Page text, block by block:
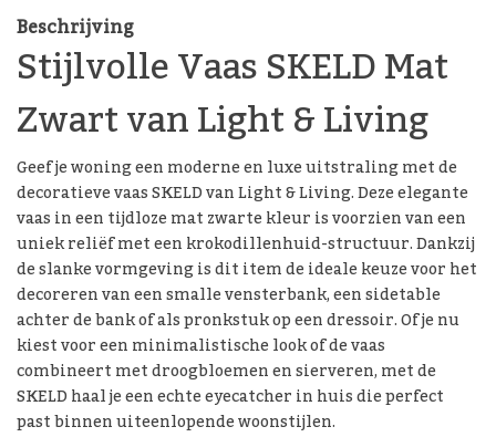
Beschrijving
Stijlvolle Vaas SKELD Mat
Zwart van Light & Living
Geef je woning een moderne en luxe uitstraling met de
decoratieve vaas SKELD van Light & Living. Deze elegante
vaas in een tijdloze mat zwarte kleur is voorzien van een
uniek reliëf met een krokodillenhuid-structuur. Dankzij
de slanke vormgeving is dit item de ideale keuze voor het
decoreren van een smalle vensterbank, een sidetable
achter de bank of als pronkstuk op een dressoir. Of je nu
kiest voor een minimalistische look of de vaas
combineert met droogbloemen en sierveren, met de
SKELD haal je een echte eyecatcher in huis die perfect
past binnen uiteenlopende woonstijlen.